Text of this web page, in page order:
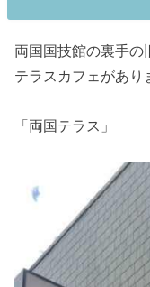
両国国技館の裏手の
テラスカフェがあり
「両国テラス」